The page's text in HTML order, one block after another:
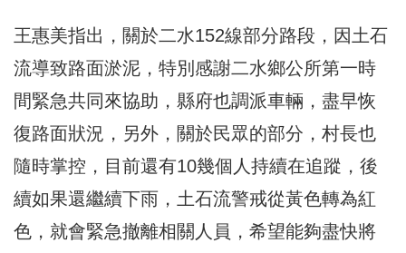
王惠美指出，關於二水152線部分路段，因土石
流導致路面淤泥，特別感謝二水鄉公所第一時
間緊急共同來協助，縣府也調派車輛，盡早恢
復路面狀況，另外，關於民眾的部分，村長也
隨時掌控，目前還有10幾個人持續在追蹤，後
續如果還繼續下雨，土石流警戒從黃色轉為紅
色，就會緊急撤離相關人員，希望能夠盡快將